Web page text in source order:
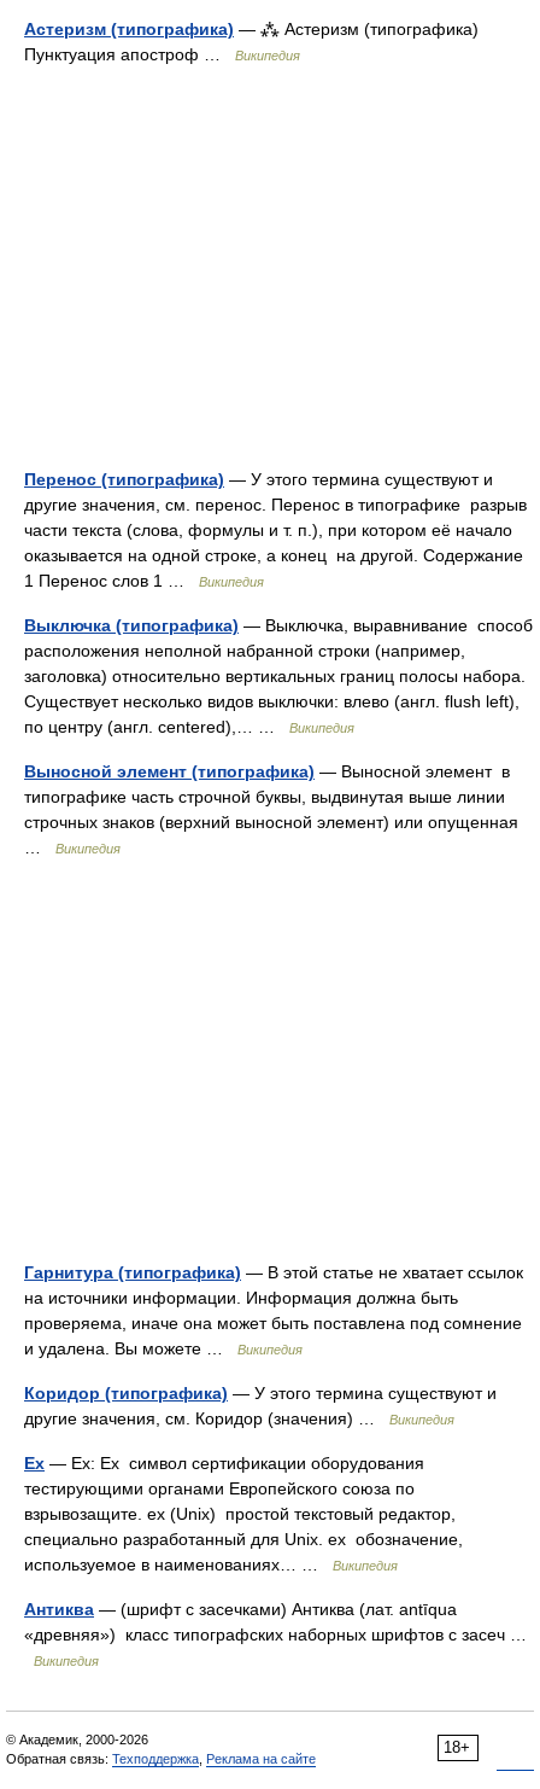
Астеризм (типографика) — ⁂ Астеризм (типографика)
Пунктуация апостроф …
Википедия
Перенос (типографика) — У этого термина существуют и
другие значения, см. перенос. Перенос в типографике разрыв
части текста (слова, формулы и т. п.), при котором её начало
оказывается на одной строке, а конец на другой. Содержание
1 Перенос слов 1 …
Википедия
Выключка (типографика) — Выключка, выравнивание способ
расположения неполной набранной строки (например,
заголовка) относительно вертикальных границ полосы набора.
Существует несколько видов выключки: влево (англ. flush left),
по центру (англ. centered),… …
Википедия
Выносной элемент (типографика) — Выносной элемент в
типографике часть строчной буквы, выдвинутая выше линии
строчных знаков (верхний выносной элемент) или опущенная
Википедия
Гарнитура (типографика) — В этой статье не хватает ссылок
на источники информации. Информация должна быть
проверяема, иначе она может быть поставлена под сомнение
и удалена. Вы можете …
Википедия
Коридор (типографика) — У этого термина существуют и
другие значения, см. Коридор (значения) …
Википедия
Ex — Ex: Ex символ сертификации оборудования
тестирующими органами Европейского союза по
взрывозащите. ex (Unix) простой текстовый редактор,
специально разработанный для Unix. ex обозначение,
используемое в наименованиях… …
Википедия
Антиква — (шрифт с засечками) Антиква (лат. antīqua
«древняя») класс типографских наборных шрифтов с засеч …
Википедия
18+
© Академик, 2000-2026
Обратная связь: Техподдержка Реклама на сайте